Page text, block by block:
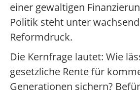
einer gewaltigen
Politik steht unter
Reformdruck.
Die Kernfrage lautet: Wie
gesetzliche Rente für
Generationen sichern?